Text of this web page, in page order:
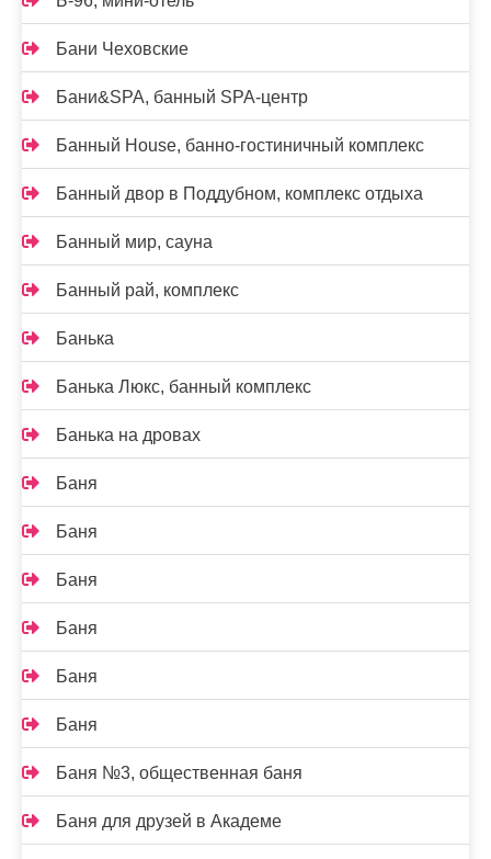
Бани Чеховские
Бани&SPA, банный SPA-центр
Банный House, банно-гостиничный комплекс
Банный двор в Поддубном, комплекс отдыха
Банный мир, сауна
Банный рай, комплекс
Банька
Банька Люкс, банный комплекс
Банька на дровах
Баня
Баня
Баня
Баня
Баня
Баня
Баня №3, общественная баня
Баня для друзей в Академе